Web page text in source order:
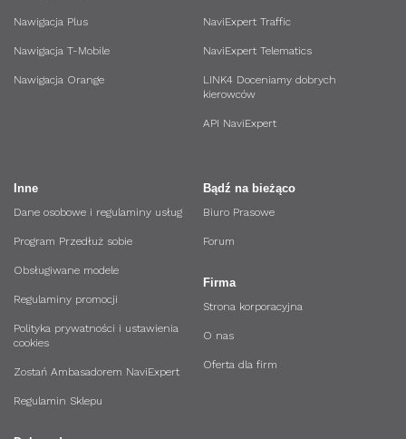
Nawigacja Plus
Nawigacja T-Mobile
Nawigacja Orange
NaviExpert Traffic
NaviExpert Telematics
LINK4 Doceniamy dobrych
kierowców
API NaviExpert
Bądź na bieżąco
Biuro Prasowe
Forum
Firma
Strona korporacyjna
O nas
Oferta dla firm
Inne
Dane osobowe i regulaminy usług
Program Przedłuż sobie
Obsługiwane modele
Regulaminy promocji
Polityka prywatności i ustawienia
cookies
Zostań Ambasadorem NaviExpert
Regulamin Sklepu